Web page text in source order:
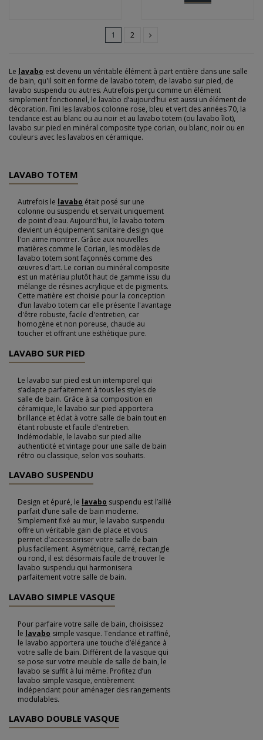
1 2
Le lavabo est devenu un véritable élément à part entière dans une salle
de bain, qu'il soit en forme de lavabo totem, de lavabo sur pied, de
lavabo suspendu ou autres. Autrefois perçu comme un élément
simplement fonctionnel, le lavabo d’aujourd’hui est aussi un élément de
décoration. Fini les lavabos colonne rose, bleu et vert des années 70, la
tendance est au blanc ou au noir et au lavabo totem (ou lavabo îlot),
lavabo sur pied en minéral composite type corian, ou blanc, noir ou en
couleurs avec les lavabos en céramique.
LAVABO TOTEM
Autrefois le lavabo était posé sur une
colonne ou suspendu et servait uniquement
de point d'eau. Aujourd'hui, le lavabo totem
devient un équipement sanitaire design que
l'on aime montrer. Grâce aux nouvelles
matières comme le Corian, les modèles de
lavabo totem sont façonnés comme des
œuvres d'art. Le corian ou minéral composite
est un matériau plutôt haut de gamme issu du
mélange de résines acrylique et de pigments.
Cette matière est choisie pour la conception
d’un lavabo totem car elle présente l'avantage
d'être robuste, facile d'entretien, car
homogène et non poreuse, chaude au
toucher et offrant une esthétique pure.
LAVABO SUR PIED
Le lavabo sur pied est un intemporel qui
s’adapte parfaitement à tous les styles de
salle de bain. Grâce à sa composition en
céramique, le lavabo sur pied apportera
brillance et éclat à votre salle de bain tout en
étant robuste et facile d’entretien.
Indémodable, le lavabo sur pied allie
authenticité et vintage pour une salle de bain
rétro ou classique, selon vos souhaits.
LAVABO SUSPENDU
Design et épuré, le lavabo suspendu est l’allié
parfait d’une salle de bain moderne.
Simplement fixé au mur, le lavabo suspendu
offre un véritable gain de place et vous
permet d’accessoiriser votre salle de bain
plus facilement. Asymétrique, carré, rectangle
ou rond, il est désormais facile de trouver le
lavabo suspendu qui harmonisera
parfaitement votre salle de bain.
LAVABO SIMPLE VASQUE
Pour parfaire votre salle de bain, choisissez
le lavabo simple vasque. Tendance et raffiné,
le lavabo apportera une touche d’élégance à
votre salle de bain. Différent de la vasque qui
se pose sur votre meuble de salle de bain, le
lavabo se suffit à lui même. Profitez d’un
lavabo simple vasque, entièrement
indépendant pour aménager des rangements
modulables.
LAVABO DOUBLE VASQUE